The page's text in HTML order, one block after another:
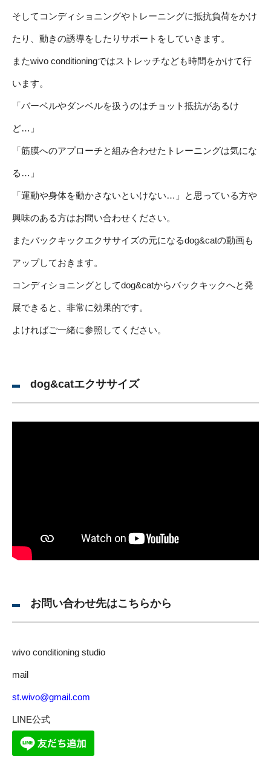
そしてコンディショニングやトレーニングに抵抗負荷をかけ
たり、動きの誘導をしたりサポートをしていきます。
またwivo conditioningではストレッチなども時間をかけて行
います。
「バーベルやダンベルを扱うのはチョット抵抗があるけ
ど…」
「筋膜へのアプローチと組み合わせたトレーニングは気にな
る…」
「運動や身体を動かさないといけない…」と思っている方や
興味のある方はお問い合わせください。
またバックキックエクササイズの元になるdog&catの動画も
アップしておきます。
コンディショニングとしてdog&catからバックキックへと発
展できると、非常に効果的です。
よければご一緒に参照してください。
dog&catエクササイズ
お問い合わせ先はこちらから
wivo conditioning studio
mail
st.wivo@gmail.com
LINE公式